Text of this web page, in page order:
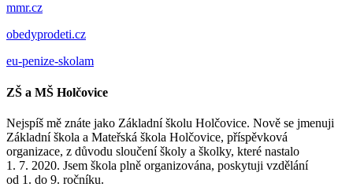
mmr.cz
obedyprodeti.cz
eu-penize-skolam
ZŠ a MŠ Holčovice
Nejspíš mě znáte jako Základní školu Holčovice. Nově se jmenuji
Základní škola a Mateřská škola Holčovice, příspěvková
organizace, z důvodu sloučení školy a školky, které nastalo
1. 7. 2020. Jsem škola plně organizována, poskytuji vzdělání
od 1. do 9. ročníku.